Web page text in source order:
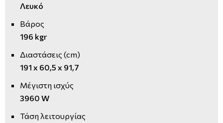
Λευκό
Βάρος
196 kgr
Διαστάσεις (cm)
191 x 60,5 x 91,7
Μέγιστη ισχύς
3960 W
Τάση λειτουργίας